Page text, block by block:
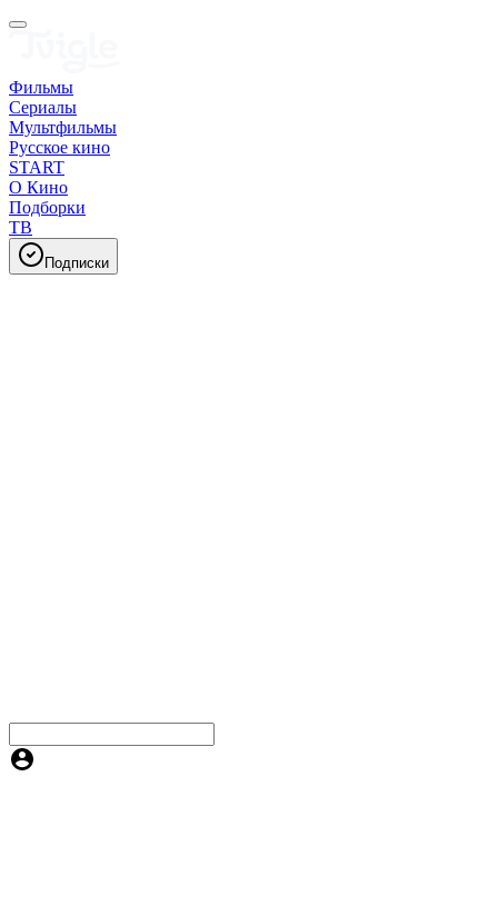
Фильмы
Сериалы
Мультфильмы
Русское кино
START
О Кино
Подборки
ТВ
Подписки